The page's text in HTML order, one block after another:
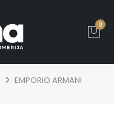
0
EMPORIO ARMANI